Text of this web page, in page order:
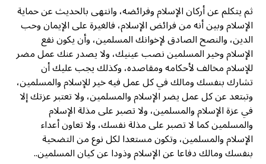
ثم يتكلم عن أركان الإسلام وفرائضه، وانتهى بالحديث عن حماية
الإسلام وبين أنه من فرائض الإسلام، فالغيرة على الإيمان وحب
الدين، والنصح الصادق لإخوانك المسلمين، وأن يكون نفع
الإسلام وخير المسلمين نصب عينيك، ولا يصدر عنك عمل مضر
للإسلام مخالف لأحكامه ومقاصده، وكذلك يجب عليك أن
تشارك بنفسك ومالك في كل عمل فيه خير للإسلام والمسلمين،
وتبتعد عن كل عمل يضر الإسلام والمسلمين، ولا تعتبر عزتك إلا
في عزة الإسلام والمسلمين، ولا تصبر على مذلة الإسلام
والمسلمين كما لا تصبر على مذلة نفسك، ولا تعاون أعداء
الإسلام والمسلمين، وتكون مستعدا لكل نوع من التضحية
بنفسك ومالك دفاعا عن الإسلام وذودا عن كيان المسلمين..